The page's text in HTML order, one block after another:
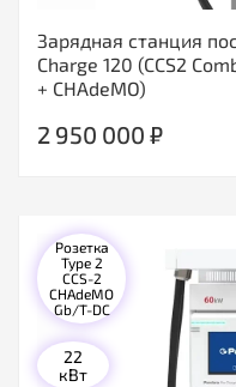
Зарядная станция
Charge 120 (CCS2
+ CHAdeMO)
2 950 000 ₽
Розетка
Type 2
CCS-2
CHAdeMO
Gb/T-DC
22
кВт